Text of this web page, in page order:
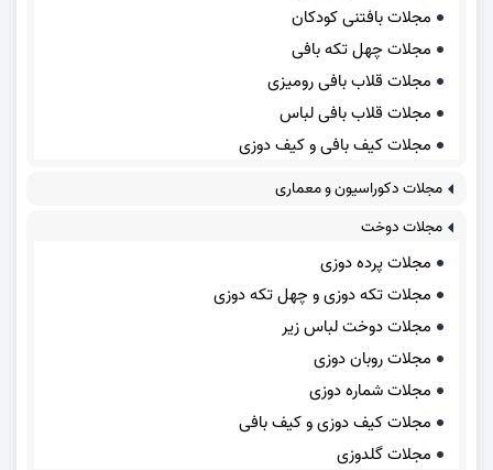
مجلات بافتنی کودکان
مجلات چهل تکه بافی
مجلات قلاب بافی رومیزی
مجلات قلاب بافی لباس
مجلات کیف بافی و کیف دوزی
مجلات دکوراسیون و معماری
مجلات دوخت
مجلات پرده دوزی
مجلات تکه دوزی و چهل تکه دوزی
مجلات دوخت لباس زیر
مجلات روبان دوزی
مجلات شماره دوزی
مجلات کیف دوزی و کیف بافی
مجلات گلدوزی